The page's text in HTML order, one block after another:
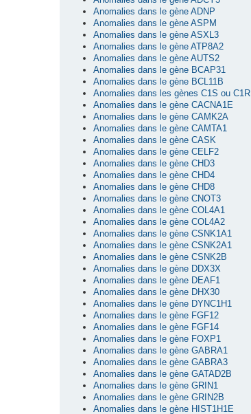
Anomalies dans le gène ADNP
Anomalies dans le gène ASPM
Anomalies dans le gène ASXL3
Anomalies dans le gène ATP8A2
Anomalies dans le gène AUTS2
Anomalies dans le gène BCAP31
Anomalies dans le gène BCL11B
Anomalies dans les gènes C1S ou C1R
Anomalies dans le gène CACNA1E
Anomalies dans le gène CAMK2A
Anomalies dans le gène CAMTA1
Anomalies dans le gène CASK
Anomalies dans le gène CELF2
Anomalies dans le gène CHD3
Anomalies dans le gène CHD4
Anomalies dans le gène CHD8
Anomalies dans le gène CNOT3
Anomalies dans le gène COL4A1
Anomalies dans le gène COL4A2
Anomalies dans le gène CSNK1A1
Anomalies dans le gène CSNK2A1
Anomalies dans le gène CSNK2B
Anomalies dans le gène DDX3X
Anomalies dans le gène DEAF1
Anomalies dans le gène DHX30
Anomalies dans le gène DYNC1H1
Anomalies dans le gène FGF12
Anomalies dans le gène FGF14
Anomalies dans le gène FOXP1
Anomalies dans le gène GABRA1
Anomalies dans le gène GABRA3
Anomalies dans le gène GATAD2B
Anomalies dans le gène GRIN1
Anomalies dans le gène GRIN2B
Anomalies dans le gène HIST1H1E